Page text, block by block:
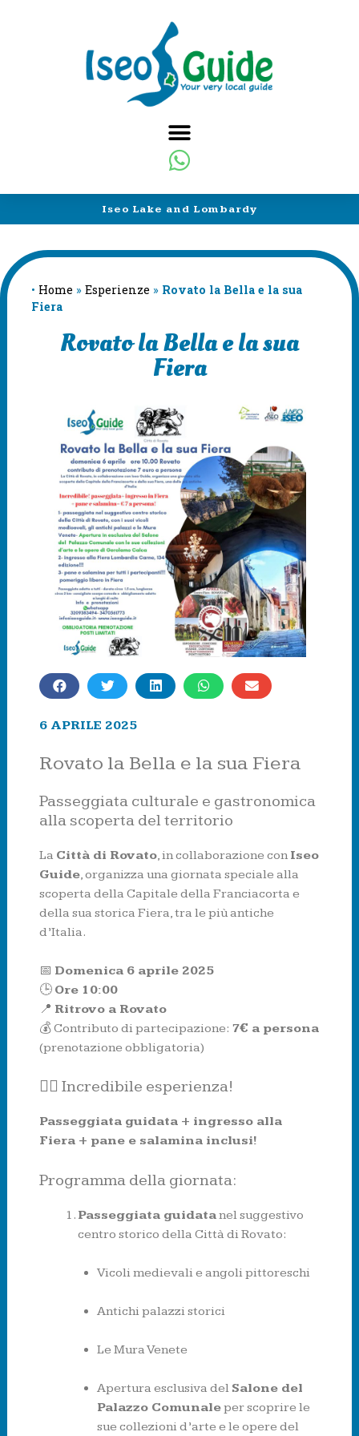
Iseo Lake and Lombardy
• Home » Esperienze » Rovato la Bella e la sua
Fiera
Rovato la Bella e la sua
Fiera
6 APRILE 2025
Rovato la Bella e la sua Fiera
Passeggiata culturale e gastronomica
alla scoperta del territorio
La Città di Rovato, in collaborazione con Iseo
Guide, organizza una giornata speciale alla
scoperta della Capitale della Franciacorta e
della sua storica Fiera, tra le più antiche
d’Italia.
📅 Domenica 6 aprile 2025
🕒 Ore 10:00
📍 Ritrovo a Rovato
💰 Contributo di partecipazione: 7€ a persona
(prenotazione obbligatoria)
🚶‍♂️ Incredibile esperienza!
Passeggiata guidata + ingresso alla
Fiera + pane e salamina inclusi!
Programma della giornata:
Passeggiata guidatanel suggestivo
centro storico della Città di Rovato:
Vicoli medievali e angoli pittoreschi
Antichi palazzi storici
Le Mura Venete
Apertura esclusiva del Salone del
Palazzo Comunaleper scoprire le
sue collezioni d’arte e le opere del